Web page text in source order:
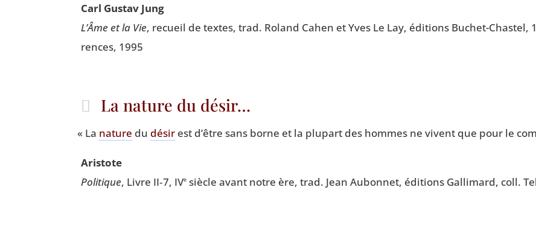
Carl Gus­tav Jung
L’Âme et la Vie, recueil de textes, trad. Roland Cahen et Yves Le Lay, édi­tions Buchet-Chas­tel,
rences, 1995
La nature du désir…
« La nature du désirest d’être sans borne et la plu­part des hommes ne vivent que pour le
Aris­tote
Poli­tique, Livre II‑7, IVe siècle avant notre ère, trad. Jean Aubon­net, édi­tions Gal­li­mard, coll.